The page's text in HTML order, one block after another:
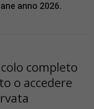
anno 2026.
completo
o accedere